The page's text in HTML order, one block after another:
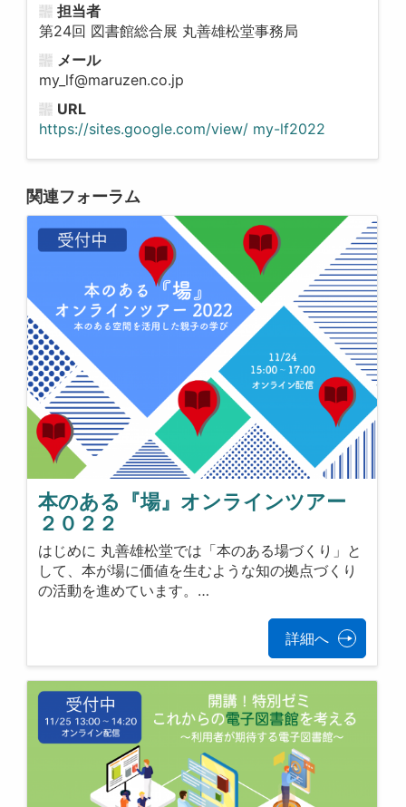
担当者
第24回 図書館総合展 丸善雄松堂事務局
メール
my_lf@maruzen.co.jp
URL
https://sites.google.com/view/ my-lf2022
関連フォーラム
本のある『場』オンラインツアー
２０２２
はじめに 丸善雄松堂では「本のある場づくり」と
して、本が場に価値を生むような知の拠点づくり
の活動を進めています。…
詳細へ